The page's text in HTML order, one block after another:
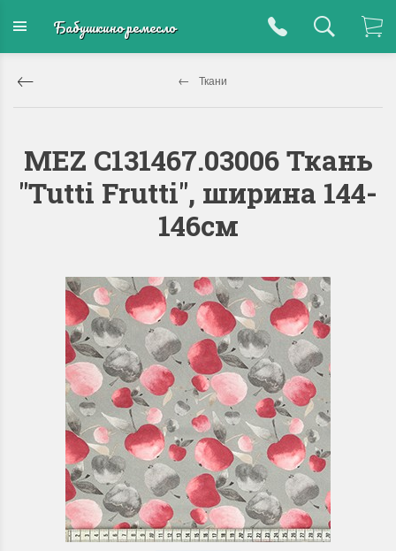
Бабушкино ремесло
Ткани
MEZ C131467.03006 Ткань
"Tutti Frutti", ширина 144-
146см